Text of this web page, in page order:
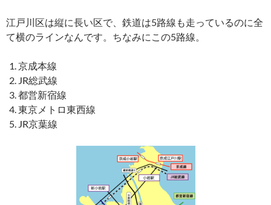
江戸川区は縦に長い区で、鉄道は5路線も走っているのに全
て横のラインなんです。ちなみにこの5路線。
京成本線
JR総武線
都営新宿線
東京メトロ東西線
JR京葉線